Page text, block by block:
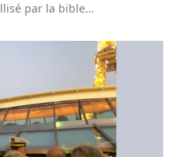
par la bible…